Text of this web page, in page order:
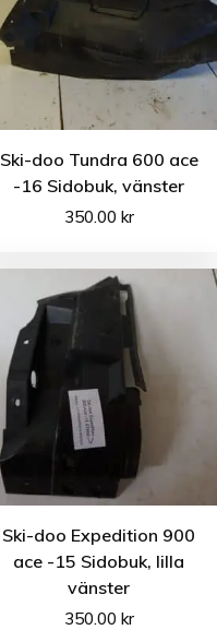
Ski-doo Tundra 600 ace
-16 Sidobuk, vänster
350.00 kr
Ski-doo Expedition 900
ace -15 Sidobuk, lilla
vänster
350.00 kr